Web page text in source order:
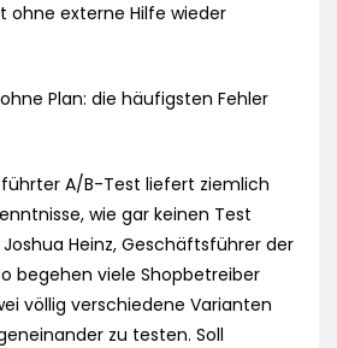
ohne externe Hilfe wieder
Plan: die häufigsten Fehler
A/B-Test liefert ziemlich
wie gar keinen Test
Heinz, Geschäftsführer der
begehen viele Shopbetreiber
völlig verschiedene Varianten
zu testen. Soll